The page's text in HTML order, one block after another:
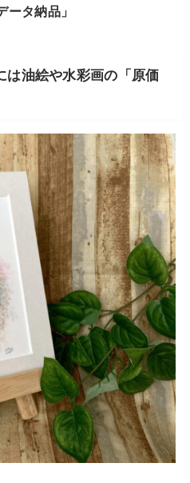
ータ納品」
は油絵や水彩画の「原価